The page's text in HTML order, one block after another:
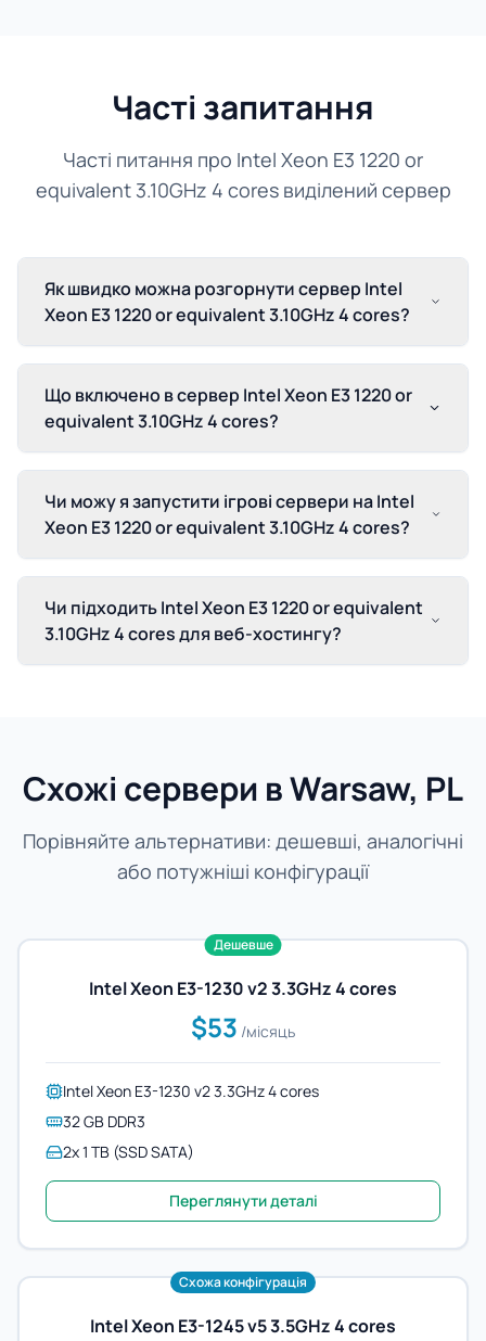
Часті запитання
Часті питання про Intel Xeon E3 1220 or
equivalent 3.10GHz 4 cores виділений сервер
Як швидко можна розгорнути сервер Intel
Xeon E3 1220 or equivalent 3.10GHz 4 cores?
Що включено в сервер Intel Xeon E3 1220 or
equivalent 3.10GHz 4 cores?
Чи можу я запустити ігрові сервери на Intel
Xeon E3 1220 or equivalent 3.10GHz 4 cores?
Чи підходить Intel Xeon E3 1220 or equivalent
3.10GHz 4 cores для веб-хостингу?
Схожі сервери в Warsaw, PL
Порівняйте альтернативи: дешевші, аналогічні
або потужніші конфігурації
Дешевше
Intel Xeon E3-1230 v2 3.3GHz 4 cores
$53 /місяць
Intel Xeon E3-1230 v2 3.3GHz 4 cores
32 GB DDR3
2x 1 TB (SSD SATA)
Переглянути деталі
Схожа конфігурація
Intel Xeon E3-1245 v5 3.5GHz 4 cores